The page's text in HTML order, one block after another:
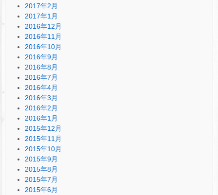
2017年2月
2017年1月
2016年12月
2016年11月
2016年10月
2016年9月
2016年8月
2016年7月
2016年4月
2016年3月
2016年2月
2016年1月
2015年12月
2015年11月
2015年10月
2015年9月
2015年8月
2015年7月
2015年6月